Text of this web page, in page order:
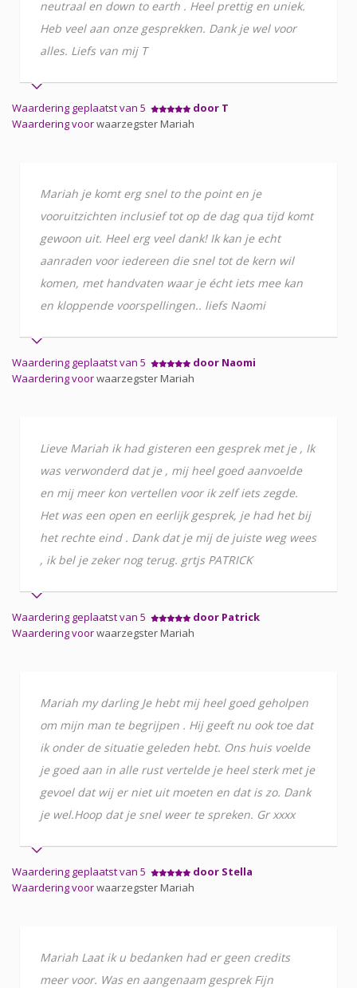
neutraal en down to earth . Heel prettig en uniek.
Heb veel aan onze gesprekken. Dank je wel voor
alles. Liefs van mij T
Waardering geplaatst van 5
door T
Waardering voorwaarzegster Mariah
Mariah je komt erg snel to the point en je
vooruitzichten inclusief tot op de dag qua tijd komt
gewoon uit. Heel erg veel dank! Ik kan je echt
aanraden voor iedereen die snel tot de kern wil
komen, met handvaten waar je écht iets mee kan
en kloppende voorspellingen.. liefs Naomi
Waardering geplaatst van 5
door Naomi
Waardering voorwaarzegster Mariah
Lieve Mariah ik had gisteren een gesprek met je , Ik
was verwonderd dat je , mij heel goed aanvoelde
en mij meer kon vertellen voor ik zelf iets zegde.
Het was een open en eerlijk gesprek, je had het bij
het rechte eind . Dank dat je mij de juiste weg wees
, ik bel je zeker nog terug. grtjs PATRICK
Waardering geplaatst van 5
door Patrick
Waardering voorwaarzegster Mariah
Mariah my darling Je hebt mij heel goed geholpen
om mijn man te begrijpen . Hij geeft nu ook toe dat
ik onder de situatie geleden hebt. Ons huis voelde
je goed aan in alle rust vertelde je heel sterk met je
gevoel dat wij er niet uit moeten en dat is zo. Dank
je wel.Hoop dat je snel weer te spreken. Gr xxxx
Waardering geplaatst van 5
door Stella
Waardering voorwaarzegster Mariah
Mariah Laat ik u bedanken had er geen credits
meer voor. Was en aangenaam gesprek Fijn